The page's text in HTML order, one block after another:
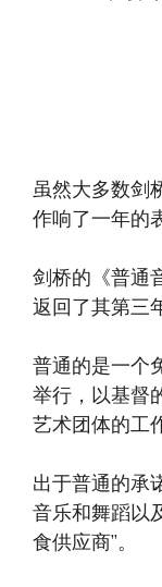
虽然大多数剑
作响了一年的
剑桥的《普通
返回了其第三
普通的是一个
举行，以基督
艺术团体的工
出于普通的承
音乐和舞蹈以
食供应商”。